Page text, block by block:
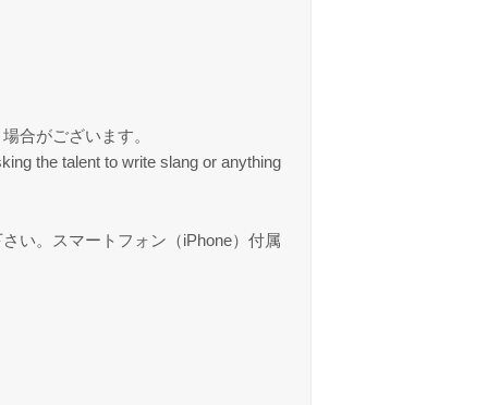
合がございます。
the talent to write slang or anything
い。スマートフォン（iPhone）付属